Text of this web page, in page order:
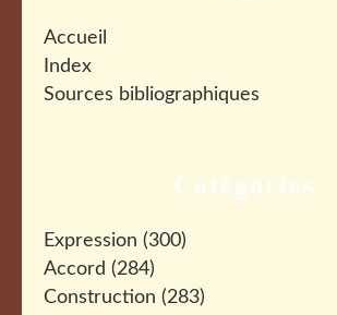
Catégories
Expression (300)
Accord (284)
Construction (283)
Accueil
Index
Sources bibliographiques